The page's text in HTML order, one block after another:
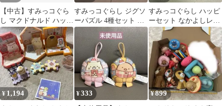
【中古】すみっコぐら
し マクドナルド ハッピ
ーセットなど 7点セッ
ト
すみっコぐらし ジグソ
ーパズル 4種セット マ
クドナルド ハッピー
セット
すみっコぐらし ハッピ
ーセット なかよしレタ
ーセット えびふらいの
しっぽ
¥ 1,194 ¥333 ¥899